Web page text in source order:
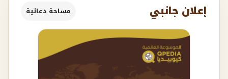
إعلان جانبي مساحة دعائية